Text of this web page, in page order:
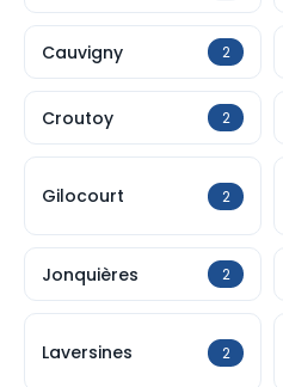
Cauvigny 2
Croutoy 2
Gilocourt 2
Jonquières 2
Laversines 2